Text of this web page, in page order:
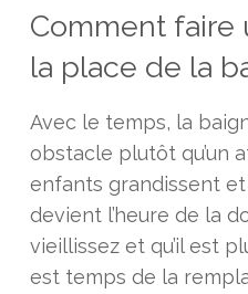
Comment faire
la place de la
Avec le temps, la
obstacle plutôt qu’un
enfants grandissent et
devient l’heure de la
vieillissez et qu’il est
est temps de la